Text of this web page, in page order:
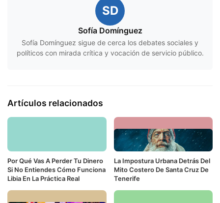
SD
Sofía Domínguez
Sofía Domínguez sigue de cerca los debates sociales y
políticos con mirada crítica y vocación de servicio público.
Artículos relacionados
Por Qué Vas A Perder Tu Dinero
Si No Entiendes Cómo Funciona
Libia En La Práctica Real
La Impostura Urbana Detrás Del
Mito Costero De Santa Cruz De
Tenerife